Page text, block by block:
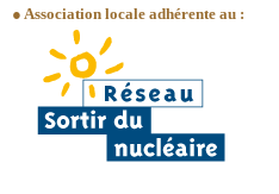
● Association locale adhérente au :